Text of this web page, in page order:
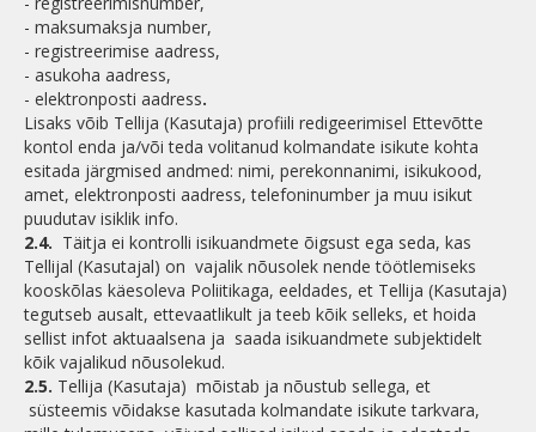
- maksumaksja number,
- registreerimise aadress,
- asukoha aadress,
- elektronposti aadress.
Lisaks võib Tellija (Kasutaja) profiili redigeerimisel Ettevõtte
kontol enda ja/või teda volitanud kolmandate isikute kohta
esitada järgmised andmed: nimi, perekonnanimi, isikukood,
amet, elektronposti aadress, telefoninumber ja muu isikut
puudutav isiklik info.
2.4. Täitja ei kontrolli isikuandmete õigsust ega seda, kas
Tellijal (Kasutajal) on vajalik nõusolek nende töötlemiseks
kooskõlas käesoleva Poliitikaga, eeldades, et Tellija (Kasutaja)
tegutseb ausalt, ettevaatlikult ja teeb kõik selleks, et hoida
sellist infot aktuaalsena ja saada isikuandmete subjektidelt
kõik vajalikud nõusolekud.
2.5. Tellija (Kasutaja) mõistab ja nõustub sellega, et
süsteemis võidakse kasutada kolmandate isikute tarkvara,